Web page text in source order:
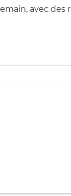
avec des